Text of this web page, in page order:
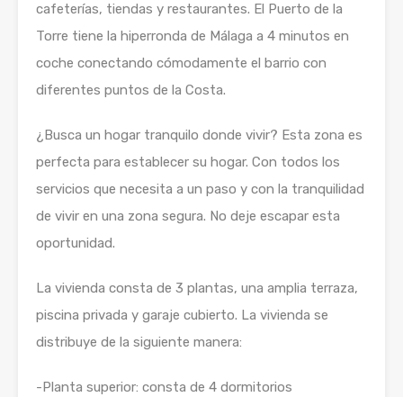
cafeterías, tiendas y restaurantes. El Puerto de la
Torre tiene la hiperronda de Málaga a 4 minutos en
coche conectando cómodamente el barrio con
diferentes puntos de la Costa.
¿Busca un hogar tranquilo donde vivir? Esta zona es
perfecta para establecer su hogar. Con todos los
servicios que necesita a un paso y con la tranquilidad
de vivir en una zona segura. No deje escapar esta
oportunidad.
La vivienda consta de 3 plantas, una amplia terraza,
piscina privada y garaje cubierto. La vivienda se
distribuye de la siguiente manera:
-Planta superior: consta de 4 dormitorios